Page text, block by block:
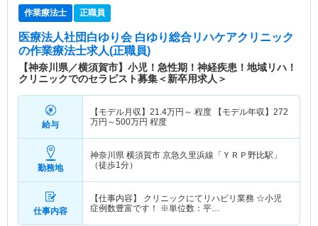
作業療法士 正職員
医療法人社団白ゆり会 白ゆり総合リハケアクリニック
の作業療法士求人(正職員)
【神奈川県／横須賀市】小児！急性期！神経疾患！地域リハ！
クリニックでのセラピスト募集＜新卒用求人＞
給与
【モデル月収】 21.4万円～ 程度 【モデル年収】 272
万円～500万円 程度
勤務地
神奈川県 横須賀市 京急久里浜線「ＹＲＰ野比駅」
（徒歩1分）
仕事内容
【仕事内容】 クリニックにてリハビリ業務 ☆小児
症例数豊富です！ ※単位数：平…